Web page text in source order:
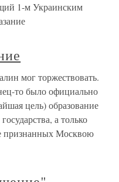
1-м Украинским
мог торжествовать.
то было официально
цель) образование
а только
признанных Москвою